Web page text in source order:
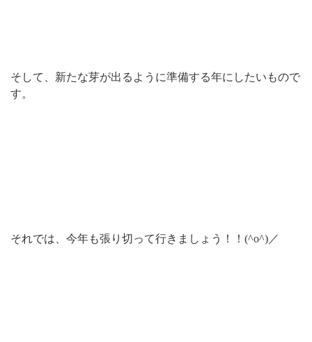
そして、新たな芽が出るように準備する年にしたいもので
す。
それでは、今年も張り切って行きましょう！！(^o^)／